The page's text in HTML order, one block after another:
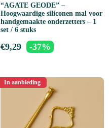
“AGATE GEODE” –
Hoogwaardige siliconen mal voor
handgemaakte onderzetters – 1
set / 6 stuks
€9,29 -37%
In aanbieding